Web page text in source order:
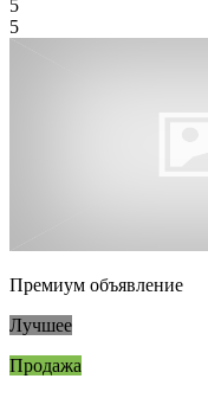
5
5
Премиум объявление
Лучшее
Продажа